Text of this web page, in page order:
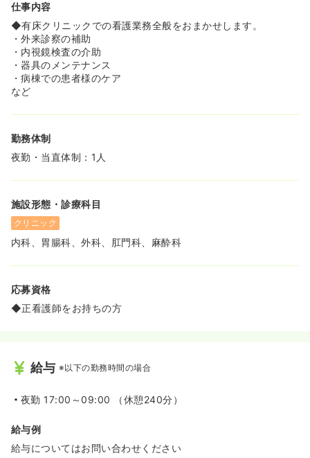
が整っていて通勤に困っている方でも安心して通うことが
出来ます。
◆箱崎駅より徒歩4分の好立地です！
仕事内容
◆有床クリニックでの看護業務全般をおまかせします。
・外来診察の補助
・内視鏡検査の介助
・器具のメンテナンス
・病棟での患者様のケア
など
勤務体制
夜勤・当直体制：1人
施設形態・診療科目
クリニック
内科、胃腸科、外科、肛門科、麻酔科
応募資格
◆正看護師をお持ちの方
給与 ※以下の勤務時間の場合
夜勤 17:00～09:00 （休憩240分）
給与例
給与についてはお問い合わせください